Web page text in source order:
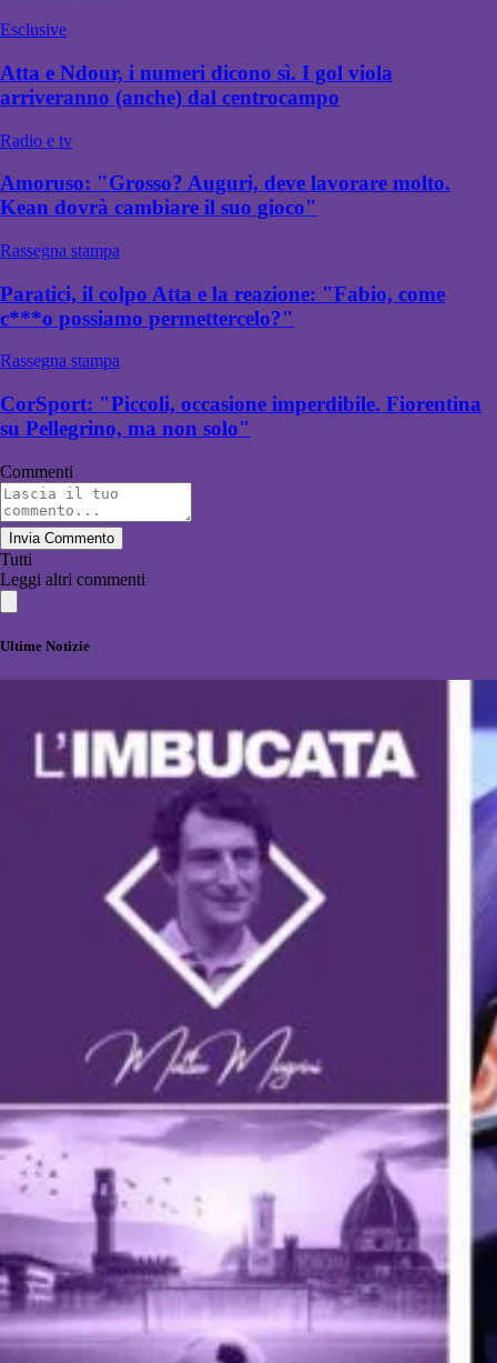
Esclusive
Atta e Ndour, i numeri dicono sì. I gol viola
arriveranno (anche) dal centrocampo
Radio e tv
Amoruso: "Grosso? Auguri, deve lavorare molto.
Kean dovrà cambiare il suo gioco"
Rassegna stampa
Paratici, il colpo Atta e la reazione: "Fabio, come
c***o possiamo permettercelo?"
Rassegna stampa
CorSport: "Piccoli, occasione imperdibile. Fiorentina
su Pellegrino, ma non solo"
Commenti
Invia Commento
Tutti
Leggi altri commenti
Ultime Notizie